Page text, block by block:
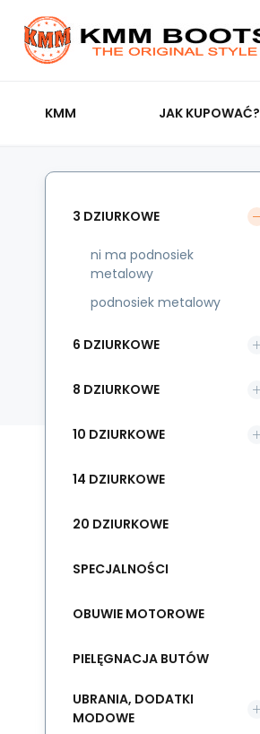
KMM JAK KUPOWAĆ?
3 DZIURKOWE
ni ma podnosiek
metalowy
podnosiek metalowy
6 DZIURKOWE
8 DZIURKOWE
10 DZIURKOWE
14 DZIURKOWE
20 DZIURKOWE
SPECJALNOŚCI
OBUWIE MOTOROWE
PIELĘGNACJA BUTÓW
UBRANIA, DODATKI
MODOWE